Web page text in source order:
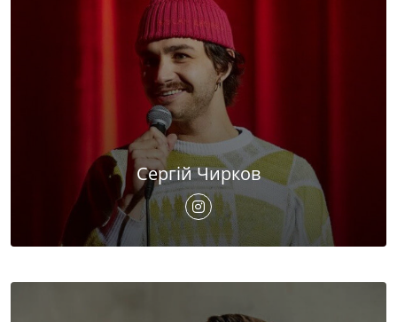
Сергій Чирков